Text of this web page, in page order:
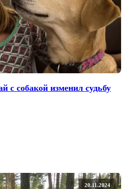
с собакой изменил судьбу
20.11.2024